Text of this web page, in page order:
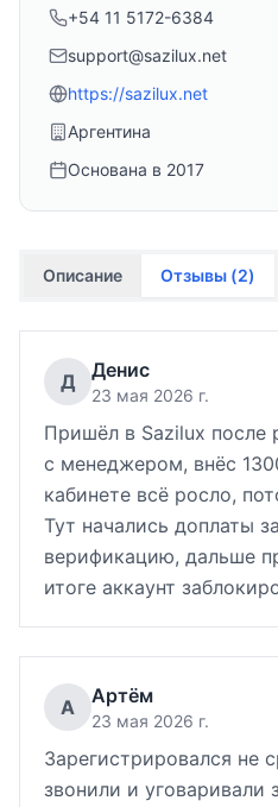
+54 11 5172-6384
support@sazilux.net
https://sazilux.net
Аргентина
Основана в 2017
Описание Отзывы (2)
Д Денис
23 мая 2026 г.
Пришёл в Sazilux после
с менеджером, внёс
кабинете всё росло,
Тут начались доплаты
верификацию, дальше
итоге аккаунт
А Артём
23 мая 2026 г.
Зарегистрировался не
звонили и уговаривали